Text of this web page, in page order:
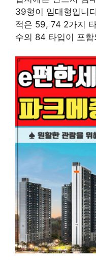
39형이 임대형입니
적은 59, 74 2가지
수의 84 타입이 포